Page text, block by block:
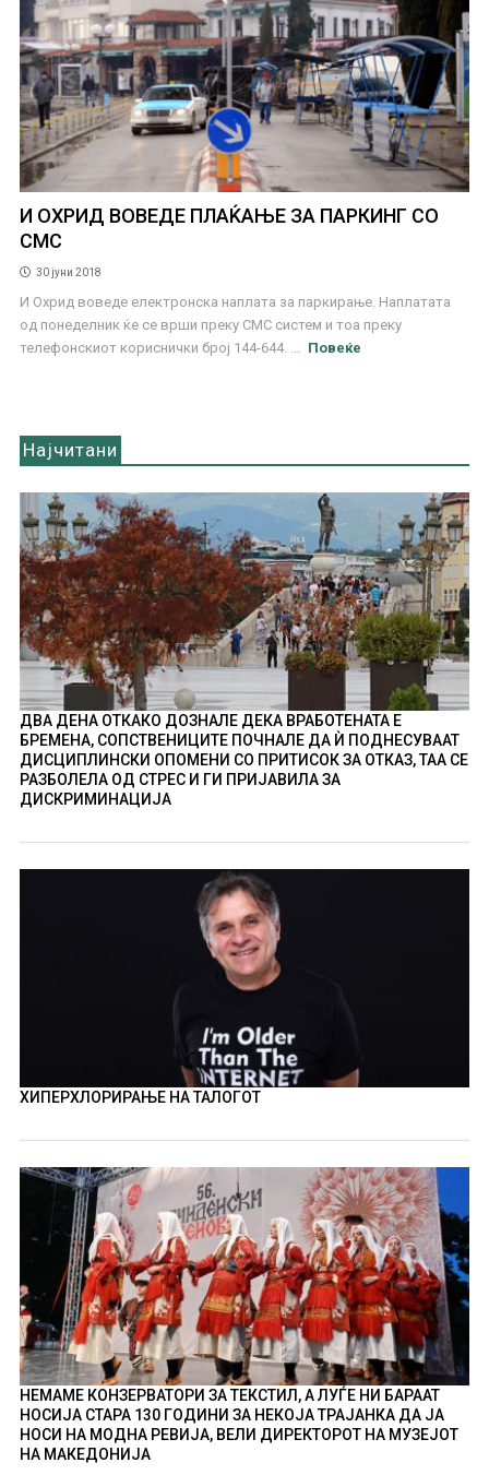
И ОХРИД ВОВЕДЕ ПЛАЌАЊЕ ЗА ПАРКИНГ СО
СМС
30 јуни 2018
И Охрид воведе електронска наплата за паркирање. Наплатата
од понеделник ќе се врши преку СМС систем и тоа преку
телефонскиот кориснички број 144-644. ...
Повеќе
Најчитани
ДВА ДЕНА ОТКАКО ДОЗНАЛЕ ДЕКА ВРАБОТЕНАТА Е
БРЕМЕНА, СОПСТВЕНИЦИТЕ ПОЧНАЛЕ ДА Ѝ ПОДНЕСУВААТ
ДИСЦИПЛИНСКИ ОПОМЕНИ СО ПРИТИСОК ЗА ОТКАЗ, ТАА СЕ
РАЗБОЛЕЛА ОД СТРЕС И ГИ ПРИЈАВИЛА ЗА
ДИСКРИМИНАЦИЈА
ХИПЕРХЛОРИРАЊЕ НА ТАЛОГОТ
НЕМАМЕ КОНЗЕРВАТОРИ ЗА ТЕКСТИЛ, А ЛУЃЕ НИ БАРААТ
НОСИЈА СТАРА 130 ГОДИНИ ЗА НЕКОЈА ТРАЈАНКА ДА ЈА
НОСИ НА МОДНА РЕВИЈА, ВЕЛИ ДИРЕКТОРОТ НА МУЗЕЈОТ
НА МАКЕДОНИЈА